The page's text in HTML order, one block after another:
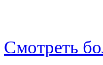
Смотреть